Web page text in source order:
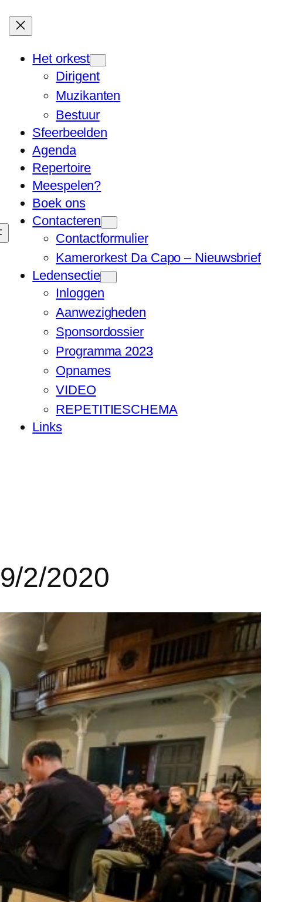
Het orkest
Dirigent
Muzikanten
Bestuur
Sfeerbeelden
Agenda
Repertoire
Meespelen?
Boek ons
Contacteren
Contactformulier
Kamerorkest Da Capo – Nieuwsbrief
Ledensectie
Inloggen
Aanwezigheden
Sponsordossier
Programma 2023
Opnames
VIDEO
REPETITIESCHEMA
Links
2/2020